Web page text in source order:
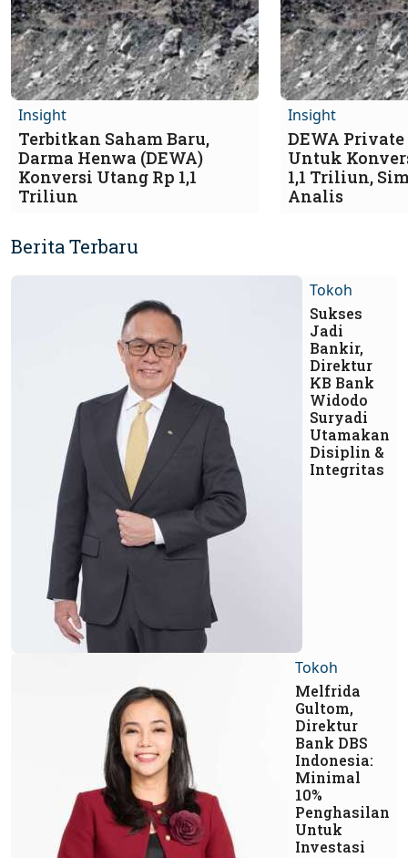
Insight
Terbitkan Saham Baru,
Darma Henwa (DEWA)
Konversi Utang Rp 1,1
Triliun
Insight
DEWA
Untuk
1,1 Triliun,
Analis
Berita Terbaru
Tokoh
Sukses
Jadi
Bankir,
Direktur
KB Bank
Widodo
Suryadi
Utamakan
Disiplin &
Integritas
Tokoh
Melfrida
Gultom,
Direktur
Bank DBS
Indonesia:
Minimal
10%
Penghasilan
Untuk
Investasi